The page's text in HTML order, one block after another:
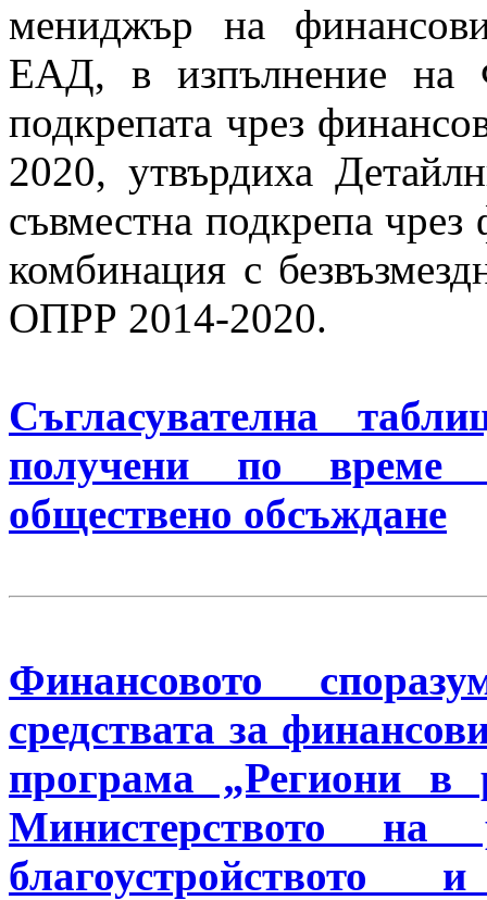
мениджър на
ЕАД, в изпълнение на
подкрепата чрез
2020, утвърдиха
съвместна подкрепа
комбинация с
ОПРР 2014-2020.
Съгласувателна
получени по време
обществено обсъждане
Финансовото
средствата за
програма „Региони в
Министерството на